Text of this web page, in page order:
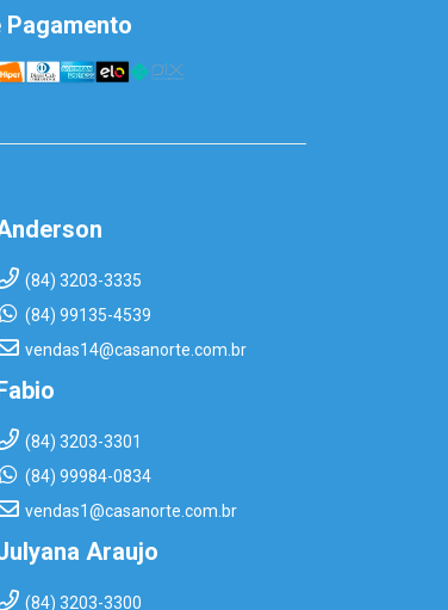
Pagamento
(84) 3203-3335
(84) 99135-4539
vendas14@casanorte.com.br
Fabio
(84) 3203-3301
(84) 99984-0834
vendas1@casanorte.com.br
Araujo
(84) 3203-3300